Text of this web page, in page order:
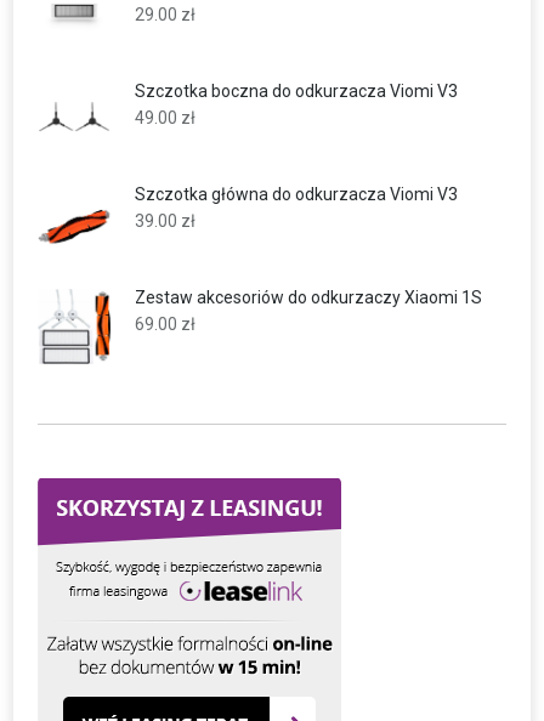
29.00 zł
Szczotka boczna do odkurzacza Viomi V3
49.00 zł
Szczotka główna do odkurzacza Viomi V3
39.00 zł
Zestaw akcesoriów do odkurzaczy Xiaomi 1S
69.00 zł